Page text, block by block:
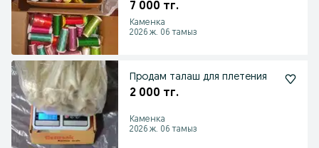
7 000 тг.
Каменка
2026 ж. 06 тамыз
Продам талаш для плетения
2 000 тг.
Каменка
2026 ж. 06 тамыз